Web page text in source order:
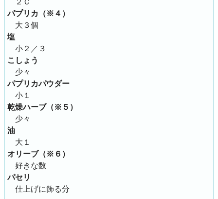
パプリカ（※４）
大３個
塩
小２／３
こしょう
少々
パプリカパウダー
小１
乾燥ハーブ（※５）
少々
油
大１
オリーブ（※６）
好きな数
パセリ
仕上げに飾る分